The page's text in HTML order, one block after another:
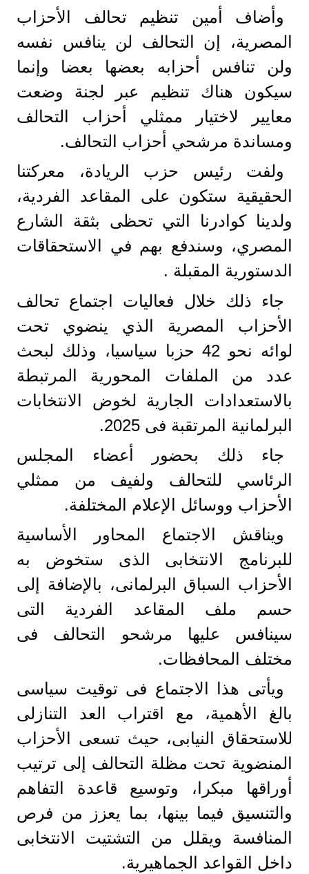
وأضاف أمين تنظيم تحالف الأحزاب
المصرية، إن التحالف لن ينافس نفسه
ولن تنافس أحزابه بعضها بعضا وإنما
سيكون هناك تنظيم عبر لجنة وضعت
معايير لاختيار ممثلي أحزاب التحالف
ومساندة مرشحي أحزاب التحالف.
ولفت رئيس حزب الريادة، معركتنا
الحقيقية ستكون على المقاعد الفردية،
ولدينا كوادرنا التي تحظى بثقة الشارع
المصري، وسندفع بهم في الاستحقاقات
الدستورية المقبلة .
جاء ذلك خلال فعاليات اجتماع تحالف
الأحزاب المصرية الذي ينضوي تحت
لوائه نحو 42 حزبا سياسيا، وذلك لبحث
عدد من الملفات المحورية المرتبطة
بالاستعدادات الجارية لخوض الانتخابات
البرلمانية المرتقبة فى 2025.
جاء ذلك بحضور أعضاء المجلس
الرئاسي للتحالف ولفيف من ممثلي
الأحزاب ووسائل الإعلام المختلفة.
ويناقش الاجتماع المحاور الأساسية
للبرنامج الانتخابى الذى ستخوض به
الأحزاب السباق البرلمانى، بالإضافة إلى
حسم ملف المقاعد الفردية التى
سينافس عليها مرشحو التحالف فى
مختلف المحافظات.
ويأتى هذا الاجتماع فى توقيت سياسى
بالغ الأهمية، مع اقتراب العد التنازلى
للاستحقاق النيابى، حيث تسعى الأحزاب
المنضوية تحت مظلة التحالف إلى ترتيب
أوراقها مبكرا، وتوسيع قاعدة التفاهم
والتنسيق فيما بينها، بما يعزز من فرص
المنافسة ويقلل من التشتيت الانتخابى
داخل القواعد الجماهيرية.